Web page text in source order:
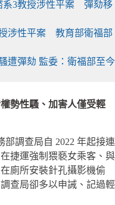
系3教授涉性平案 彈劾移
涉性平案 教育部衛福部
遭彈劾 監委：衛福部至今
勢性騷、加害人僅受輕
部調查局自 2022 年起接連
捷運強制猥褻女乘客、與
廁所安裝針孔攝影機偷
查局卻多以申誡、記過輕